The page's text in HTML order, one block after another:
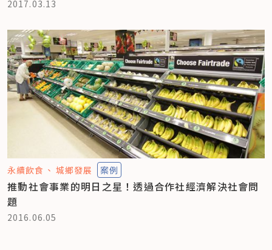
2017.03.13
永續飲食 城鄉發展 案例
推動社會事業的明日之星！透過合作社經濟解決社會問
題
2016.06.05